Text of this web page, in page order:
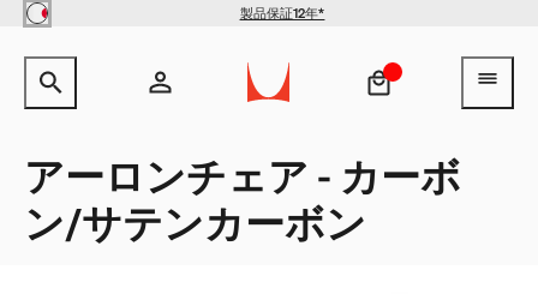
Skip to main content 製品保証12年*
サイト内検索のためのテキストを入力してください。
ヘッダー検索ボックスをオープン
アカウント
新規登録
アーロンチェア - カーボ
ン/サテンカーボン